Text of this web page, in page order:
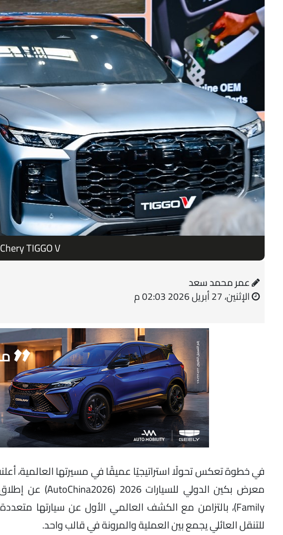
Chery TIGGO V
عمر محمد سعد
الإثنين، 27 أبريل 2026 02:03 م
للتنقل العائلي يجمع بين العملية والمرونة في قالب واحد.